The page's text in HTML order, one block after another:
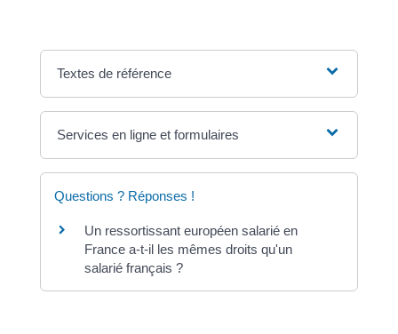
Textes de référence
Services en ligne et formulaires
Questions ? Réponses !
Un ressortissant européen salarié en
France a-t-il les mêmes droits qu'un
salarié français ?